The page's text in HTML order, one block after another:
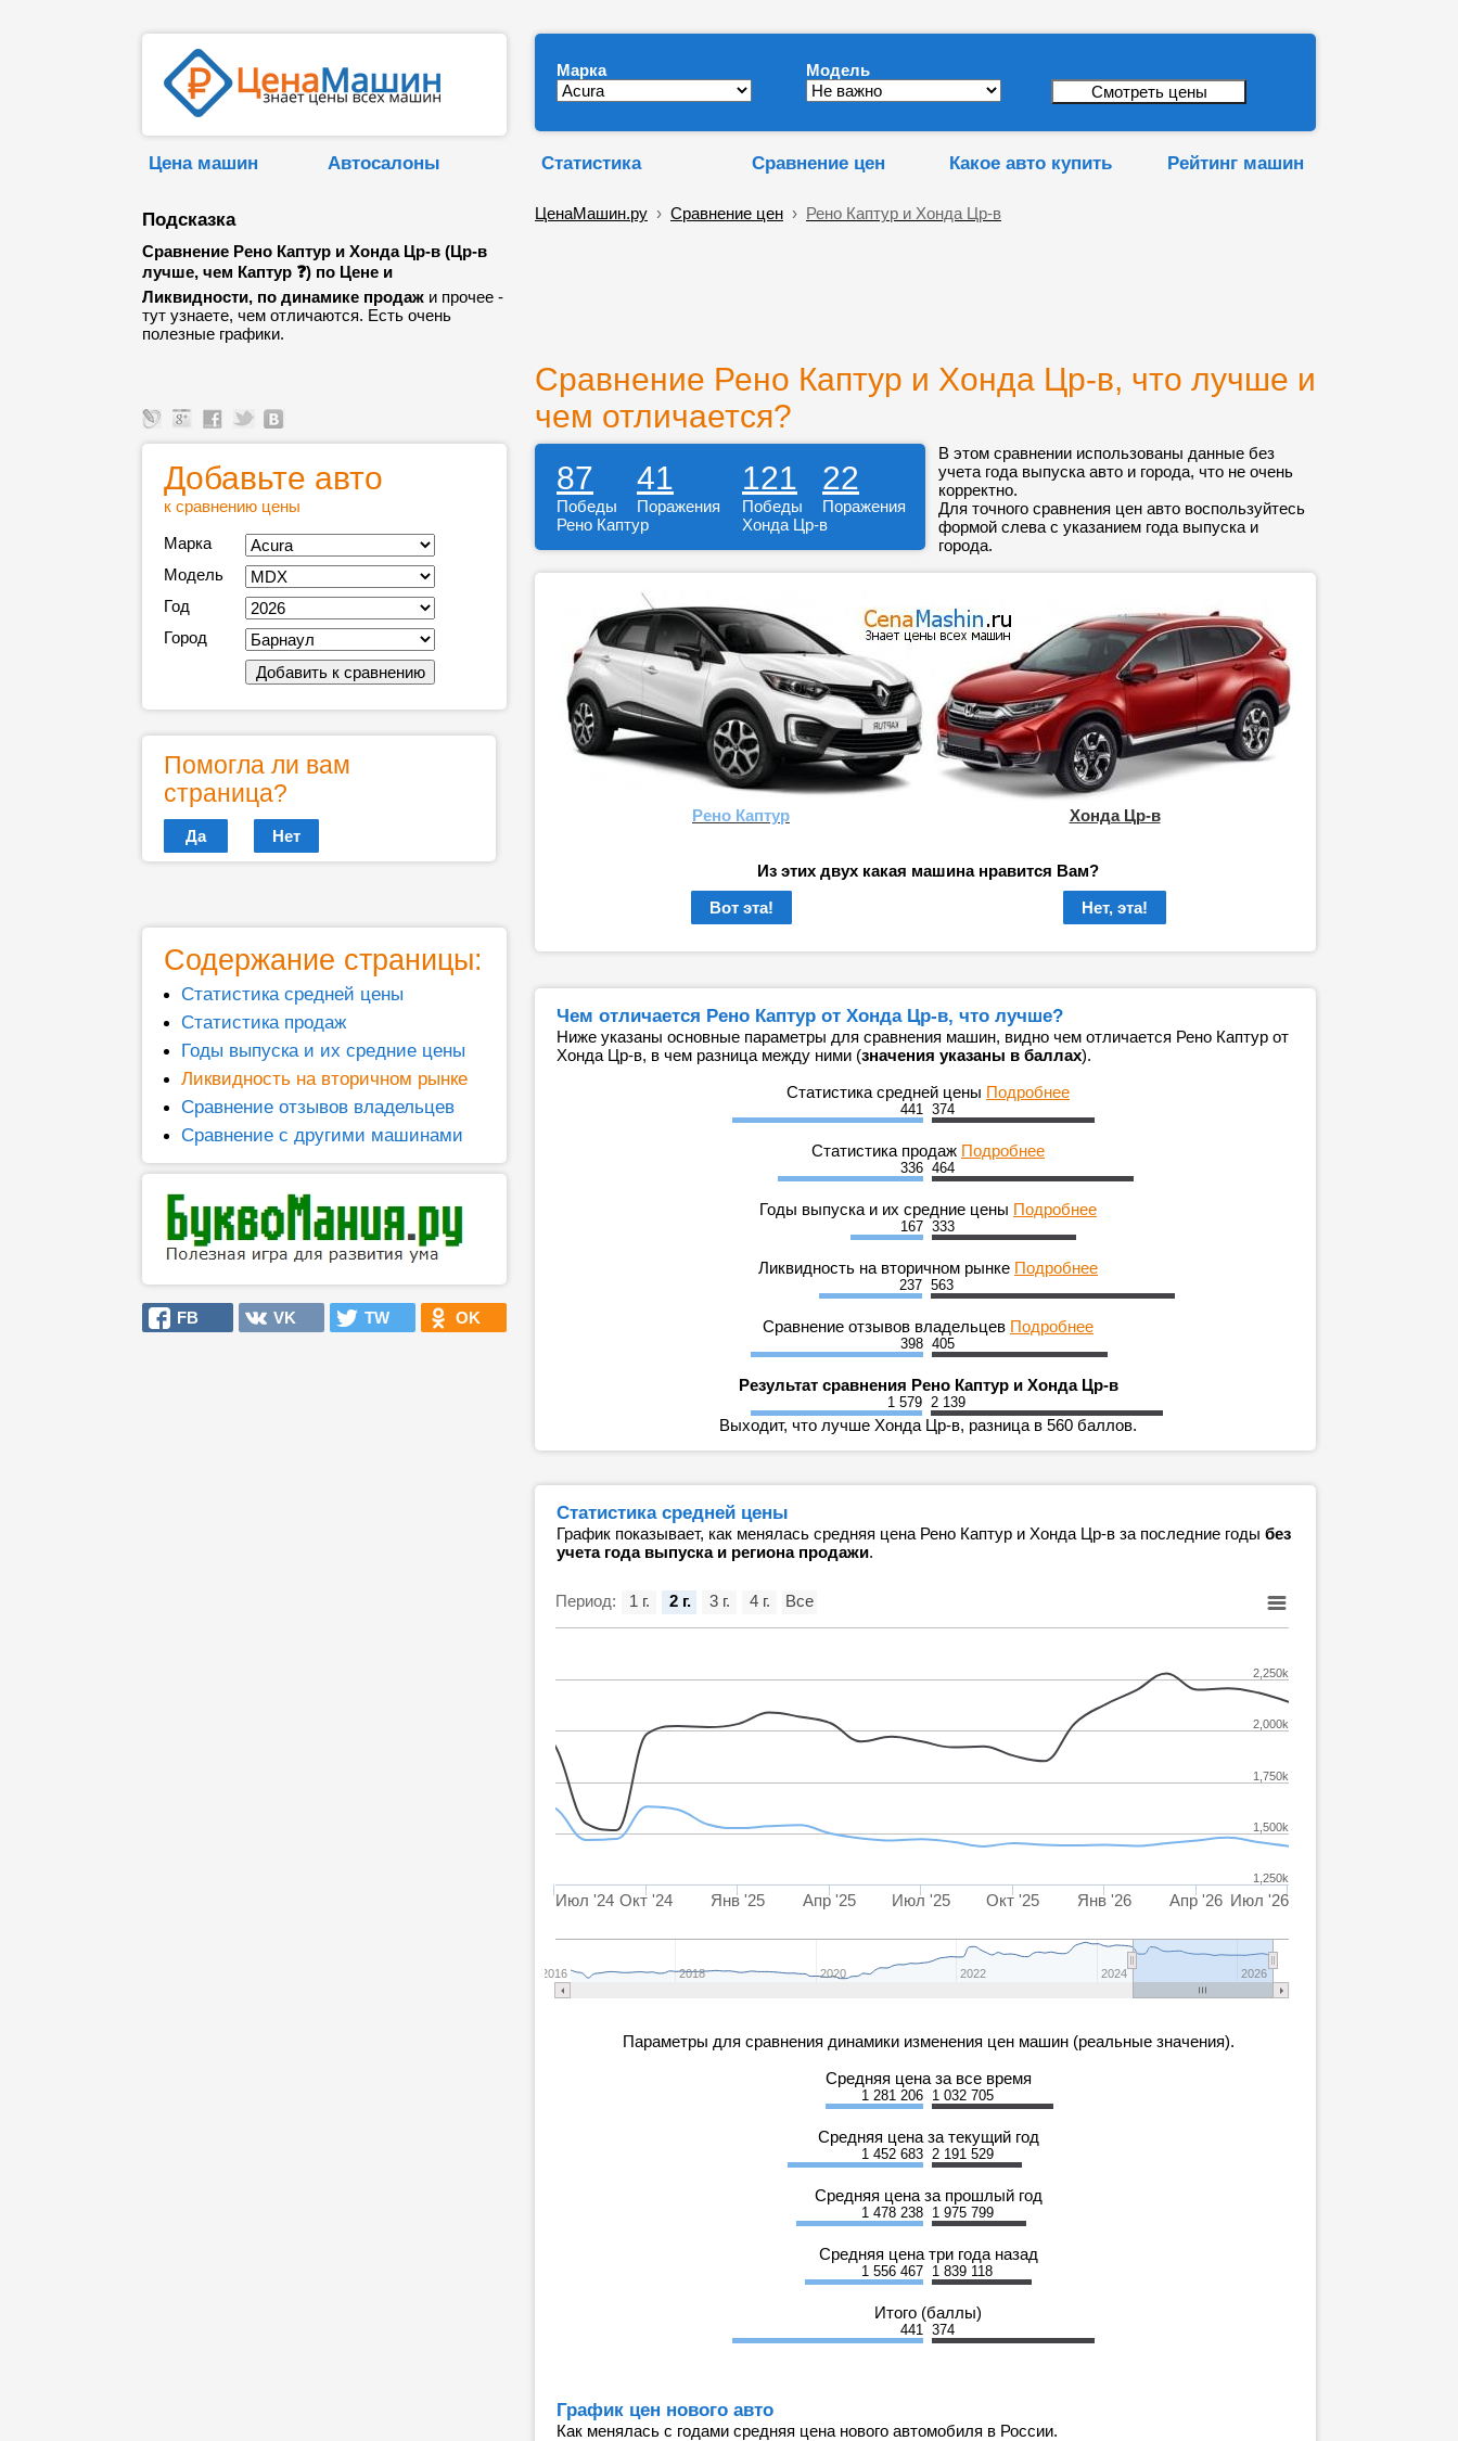
Марка Модель
Цена машин Автосалоны Статистика Сравнение цен Какое авто купить Рейтинг машин
Подсказка
Сравнение Рено Каптур и Хонда Цр-в (Цр-в
лучше, чем Каптур ❓) по Цене и
Ликвидности, по динамике продаж и прочее -
тут узнаете, чем отличаются. Есть очень
полезные графики.
ЦенаМашин.ру › Сравнение цен › Рено Каптур и Хонда Цр-в
Сравнение Рено Каптур и Хонда Цр-в, что лучше и
чем отличается?
Добавьте авто
к сравнению цены
Марка
Модель
Год
Город
Помогла ли вам
страница?
Да Нет
Содержание страницы:
Статистика средней цены
Статистика продаж
Годы выпуска и их средние цены
Ликвидность на вторичном рынке
Сравнение отзывов владельцев
Сравнение с другими машинами
FB VK TW OK
87 41 121 22
Победы Поражения Победы
Поражения
Рено Каптур
Хонда Цр-в
В этом сравнении использованы данные без
учета года выпуска авто и города, что не очень
корректно.
Для точного сравнения цен авто воспользуйтесь
формой слева с указанием года выпуска и
города.
Рено Каптур Хонда Цр-в
Из этих двух какая машина нравится Вам?
Вот эта!
Нет, эта!
Чем отличается Рено Каптур от Хонда Цр-в, что лучше?
Ниже указаны основные параметры для сравнения машин, видно чем отличается Рено Каптур от
Хонда Цр-в, в чем разница между ними (значения указаны в баллах).
Статистика средней цены Подробнее
441 374
Статистика продаж Подробнее
336 464
Годы выпуска и их средние цены Подробнее
167 333
Ликвидность на вторичном рынке Подробнее
237 563
Сравнение отзывов владельцев Подробнее
398 405
Результат сравнения Рено Каптур и Хонда Цр-в
1 579 2 139
Выходит, что лучше Хонда Цр-в, разница в 560 баллов.
Статистика средней цены
График показывает, как менялась средняя цена Рено Каптур и Хонда Цр-в за последние годы без
учета года выпуска и региона продажи.
Период:
Июл '24 Окт '24 Янв '25 Апр '25 Июл '25 Окт '25 Янв '26 Апр '26 Июл '26
2018 2020 2022 2024 2026
2016
2,000k
1,250k
1,500k
1,750k
2,250k
1 г. 2 г. 3 г. 4 г. Все
Параметры для сравнения динамики изменения цен машин (реальные значения).
Средняя цена за все время
1 281 206 1 032 705
Средняя цена за текущий год
1 452 683 2 191 529
Средняя цена за прошлый год
1 478 238 1 975 799
Средняя цена три года назад
1 556 467 1 839 118
Итого (баллы)
441 374
График цен нового авто
Как менялась с годами средняя цена нового автомобиля в России.